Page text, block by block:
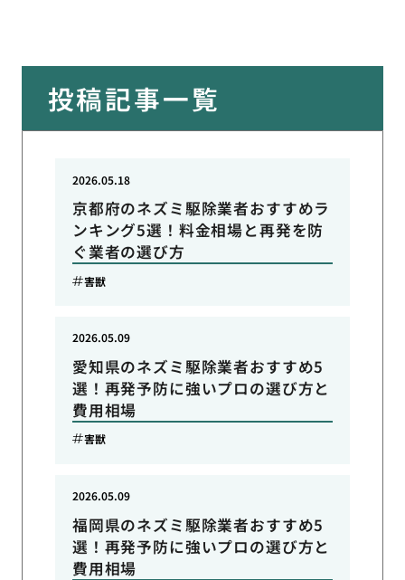
投稿記事一覧
京都府のネズミ駆除業者おすすめラ
ンキング5選！料金相場と再発を防
ぐ業者の選び方
2026.05.18
害獣
愛知県のネズミ駆除業者おすすめ5
選！再発予防に強いプロの選び方と
費用相場
2026.05.09
害獣
福岡県のネズミ駆除業者おすすめ5
選！再発予防に強いプロの選び方と
費用相場
2026.05.09